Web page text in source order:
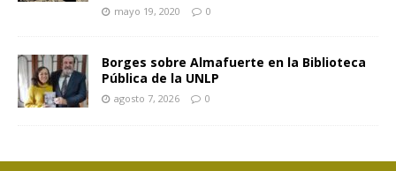
mayo 19, 2020 0
Borges sobre Almafuerte en la Biblioteca
Pública de la UNLP
agosto 7, 2026 0